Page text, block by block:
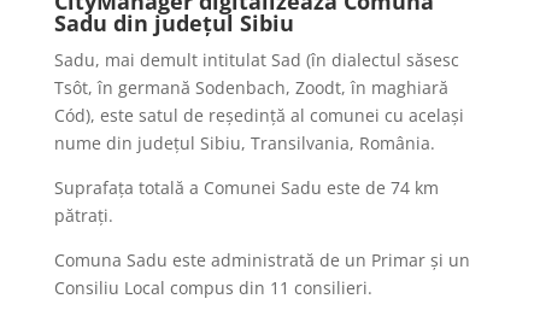
Sadu din județul Sibiu
Sadu, mai demult intitulat Sad (în dialectul săsesc
Tsôt, în germană Sodenbach, Zoodt, în maghiară
Cód), este satul de reședință al comunei cu același
nume din județul Sibiu, Transilvania, România.
Suprafața totală a Comunei Sadu este de 74 km
pătrați.
Comuna Sadu este administrată de un Primar și un
Consiliu Local compus din 11 consilieri.